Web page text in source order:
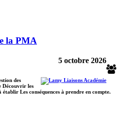
la PMA
5 octobre 2026
des
Découvrir les
Les conséquences à prendre en compte.